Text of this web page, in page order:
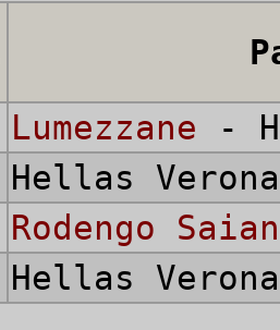
Lumezzane -
Hellas
Rodengo
Hellas